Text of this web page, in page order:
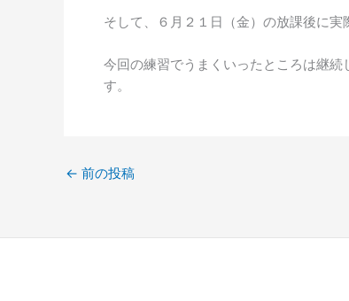
そして、６月２１日（金）の放課後に
今回の練習でうまくいったところは継
す。
← 前の投稿